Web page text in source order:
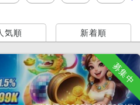
気順 新着順
募集中